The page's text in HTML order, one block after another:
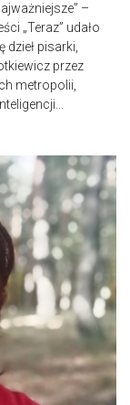
–
„Teraz” udało
dzieł pisarki,
przez
metropolii,